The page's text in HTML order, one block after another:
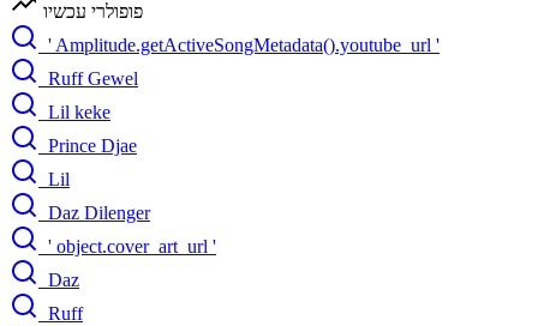
פופולרי עכשיו
' Amplitude.getActiveSongMetadata().youtube_url '
Ruff Gewel
Lil keke
Prince Djae
Lil
Daz Dilenger
' object.cover_art_url '
Daz
Ruff